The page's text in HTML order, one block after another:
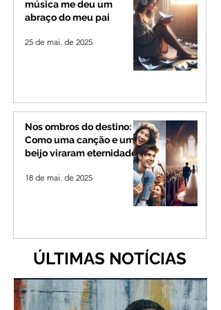
música me deu um
abraço do meu pai
25 de mai. de 2025
Nos ombros do destino:
Como uma canção e um
beijo viraram eternidade
18 de mai. de 2025
ÚLTIMAS NOTÍCIAS